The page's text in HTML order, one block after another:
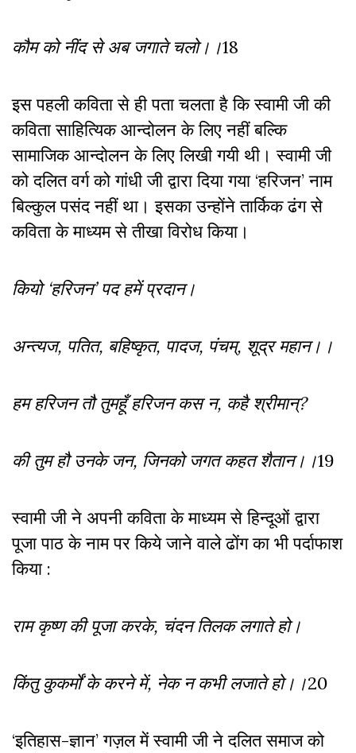
कौम को नींद से अब जगाते चलो।।18
इस पहली कविता से ही पता चलता है कि स्वामी जी की
कविता साहित्यिक आन्दोलन के लिए नहीं बल्कि
सामाजिक आन्दोलन के लिए लिखी गयी थी। स्वामी जी
को दलित वर्ग को गांधी जी द्वारा दिया गया ‘हरिजन’ नाम
बिल्कुल पसंद नहीं था। इसका उन्होंने तार्किक ढंग से
कविता के माध्यम से तीखा विरोध किया।
कियो ‘हरिजन’ पद हमें प्रदान।
अन्त्यज, पतित, बहिष्कृत, पादज, पंचम्, शूद्र महान।।
हम हरिजन तौ तुमहूँ हरिजन कस न, कहै श्रीमान्?
की तुम हौ उनके जन, जिनको जगत कहत शैतान।।19
स्वामी जी ने अपनी कविता के माध्यम से हिन्दूओं द्वारा
पूजा पाठ के नाम पर किये जाने वाले ढोंग का भी पर्दाफाश
किया :
राम कृष्ण की पूजा करके, चंदन तिलक लगाते हो।
किंतु कुकर्मों के करने में, नेक न कभी लजाते हो।।20
‘इतिहास-ज्ञान’ गज़ल में स्वामी जी ने दलित समाज को